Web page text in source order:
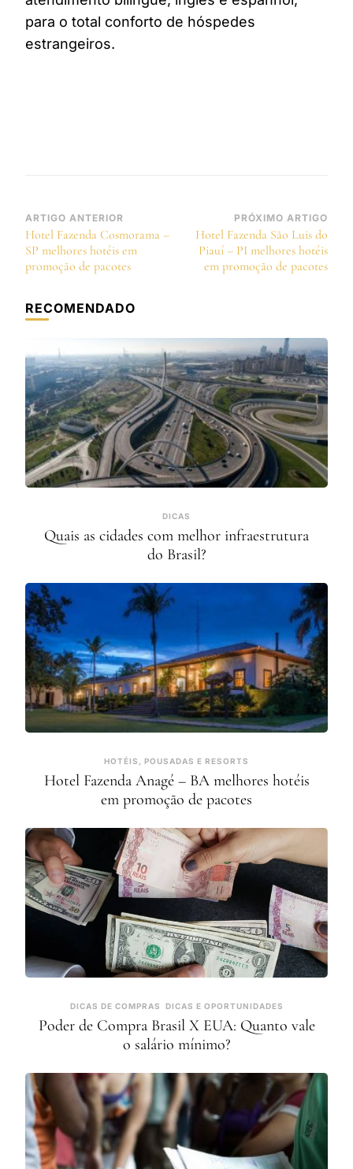
para o total conforto de hóspedes
estrangeiros.
Navegação
de
post
ARTIGO ANTERIOR
Hotel Fazenda Cosmorama –
SP melhores hotéis em
promoção de pacotes
PRÓXIMO ARTIGO
Hotel Fazenda São Luis do
Piauí – PI melhores hotéis
em promoção de pacotes
RECOMENDADO
DICAS
Quais as cidades com melhor infraestrutura
do Brasil?
HOTÉIS, POUSADAS E RESORTS
Hotel Fazenda Anagé – BA melhores hotéis
em promoção de pacotes
DICAS DE COMPRAS DICAS E OPORTUNIDADES
Poder de Compra Brasil X EUA: Quanto vale
o salário mínimo?